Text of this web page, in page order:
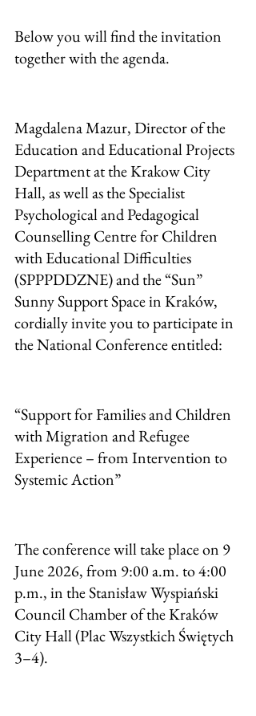
Below you will find the invitation
together with the agenda.
Magdalena Mazur, Director of the
Education and Educational Projects
Department at the Krakow City
Hall, as well as the Specialist
Psychological and Pedagogical
Counselling Centre for Children
with Educational Difficulties
(SPPPDDZNE) and the “Sun”
Sunny Support Space in Kraków,
cordially invite you to participate in
the National Conference entitled:
“Support for Families and Children
with Migration and Refugee
Experience – from Intervention to
Systemic Action”
The conference will take place on 9
June 2026, from 9:00 a.m. to 4:00
p.m., in the Stanisław Wyspiański
Council Chamber of the Kraków
City Hall (Plac Wszystkich Świętych
3–4).